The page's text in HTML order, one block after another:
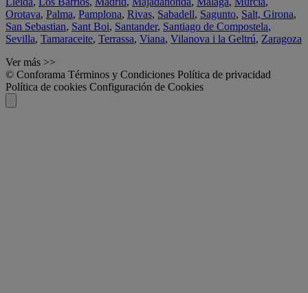
Orotava, Palma, Pamplona, Rivas, Sabadell, Sagunto, Salt, Girona,
San Sebastian, Sant Boi, Santander, Santiago de Compostela,
Sevilla, Tamaraceite, Terrassa, Viana, Vilanova i la Geltrú, Zaragoza
Ver más >>
© Conforama Términos y Condiciones Política de privacidad
Política de cookies Configuración de Cookies